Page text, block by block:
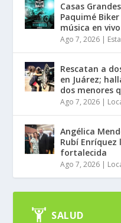
Casas
Paquimé
música en
Ago 7, 2026 |
Rescatan a
en Juárez;
dos menores
Ago 7, 2026 |
Angélica
Rubí
fortalecida
Ago 7, 2026 |
SALUD